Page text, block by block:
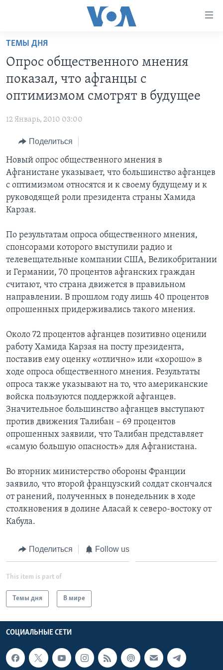
Перейти
основной
контент
основной
навигации
Перейти
поиск
ПРОГРАММЫ
ИТОГИ
ПОЧЕМУ ЭТО ВАЖНО?
ДИСКУССИЯ VOA
НЬЮ-ЙОРК NEW YORK
АМЕРИКА. БОЛЬШОЕ ПУТЕШЕСТВИЕ
НАША АМЕРИКАНСКАЯ ИСТОРИЯ
А КАК В АМЕРИКЕ?
АРТЕФАКТЫ
АМЕРИКАНСКИЕ ГОРОДКИ
ТЕСТЫ
ИНТЕРВЬЮ
ФАКТЫ ПРОТИВ ФЕЙКОВ
ЗА СВОБОДУ ПРЕССЫ
УЧИМ АНГЛИЙСКИЙ
ВИДЕО
ПОДПИСКА НА НОВОСТИ
Learning English
СОЦИАЛЬНЫЕ СЕТИ
Языки
ТЕМЫ ДНЯ
Опрос общественного мнения
показал, что афганцы с
оптимизмом смотрят в будущее
12 Январь, 2010 03:00
Поделиться
Новый опрос общественного мнения в
Афганистане указывает, что большинство афганцев
с оптимизмом относятся и к своему будущему и к
руководящей роли президента страны Хамида
Карзая.
По результатам опроса общественного мнения,
спонсорами которого выступили радио и
телевещательные компании США, Великобритании
и Германии, 70 процентов афганских граждан
считают, что страна движется в правильном
направлении. В прошлом году лишь 40 процентов
опрошенных придерживались такого мнения.
Около 72 процентов афганцев позитивно оценили
работу Хамида Карзая на посту президента,
поставив ему оценку «отлично» или «хорошо» в
ходе опроса общественного мнения. Результаты
опроса также указывают на то, что американские
войска пользуются поддержкой афганцев.
Значительное большинство афганцев выступают
против движения Талибан – 69 процентов
опрошенных заявили, что Талибан представляет
«самую большую опасность» для Афганистана.
Во вторник министерство обороны Франции
заявило, что второй французский солдат скончался
от ранений, полученных в понедельник в ходе
столкновения в долине Аласай к северо-востоку от
Кабула.
Поделиться Follow us
This item is part of
Темы дня В мире
СОЦИАЛЬНЫЕ СЕТИ